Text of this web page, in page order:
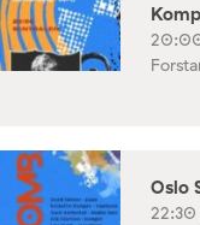
Oslo